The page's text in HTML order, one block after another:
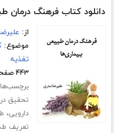
دانلود کتاب فرهنگ درمان
از:
موضوع:
تغذیه
۴۴۳ صفحه
تحقیق
دارویی،
تعریف